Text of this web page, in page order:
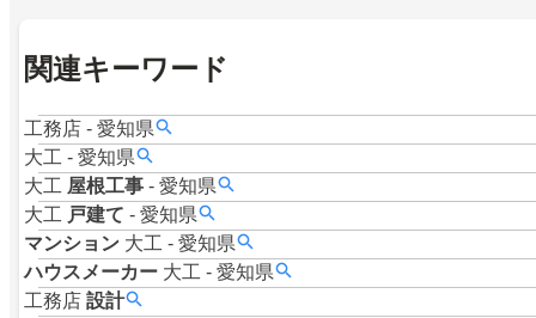
関連キーワード
工務店 - 愛知県
大工 - 愛知県
大工 屋根工事 - 愛知県
大工 戸建て - 愛知県
マンション 大工 - 愛知県
ハウスメーカー 大工 - 愛知県
工務店 設計